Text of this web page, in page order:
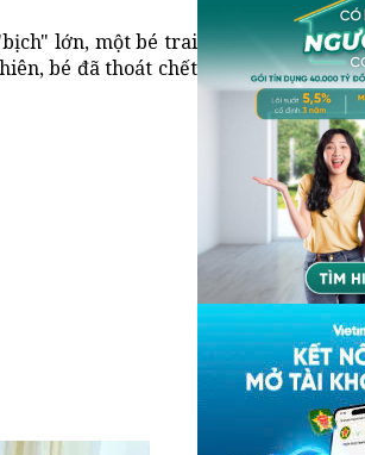
lớn, một bé trai
bé đã thoát chết